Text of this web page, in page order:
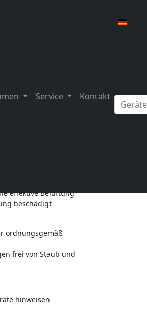
Service Kontakt
achten
effektive Belüftung
beschädigt
ordnungsgemäß
frei von Staub und
hinweisen